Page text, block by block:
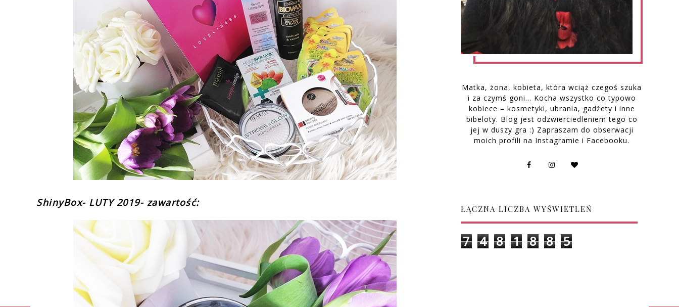
ShinyBox- LUTY 2019- zawartość:
Matka, żona, kobieta, która wciąż czegoś szuka
i za czymś goni… Kocha wszystko co typowo
kobiece – kosmetyki, ubrania, gadżety i inne
bibeloty. Blog jest odzwierciedleniem tego co
jej w duszy gra :) Zapraszam do obserwacji
moich profili na Instagramie i Facebooku.
ŁĄCZNA LICZBA WYŚWIETLEŃ
7 4 8 1 8 8 5